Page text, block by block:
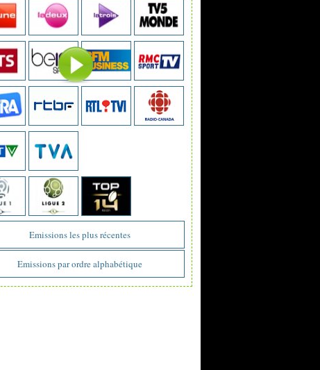
Emissions les plus récentes
Emissions par ordre alphabétique